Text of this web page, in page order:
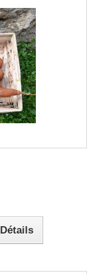
Détails